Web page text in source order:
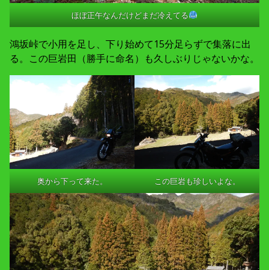
ほぼ正午なんだけどまだ冷えてる
鴻坂峠で小用を足し、下り始めて15分足らずで集落に出
る。この巨岩田（勝手に命名）も久しぶりじゃないかな。
奥から下って来た。 この巨岩も珍しいよな。